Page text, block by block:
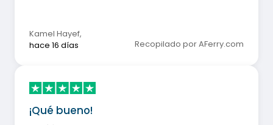
Kamel Hayef,
hace 16 días
Recopilado por AFerry.com
¡Qué bueno!